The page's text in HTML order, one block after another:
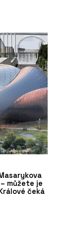
můžete je
čeká